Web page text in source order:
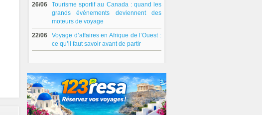
26/06
Tourisme sportif au Canada : quand les
grands événements deviennent des
moteurs de voyage
22/06
Voyage d’affaires en Afrique de l’Ouest :
ce qu’il faut savoir avant de partir